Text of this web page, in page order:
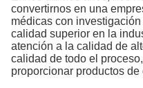
convertirnos en una
médicas con
calidad superior en la
atención a la calidad de
calidad de todo el
proporcionar productos